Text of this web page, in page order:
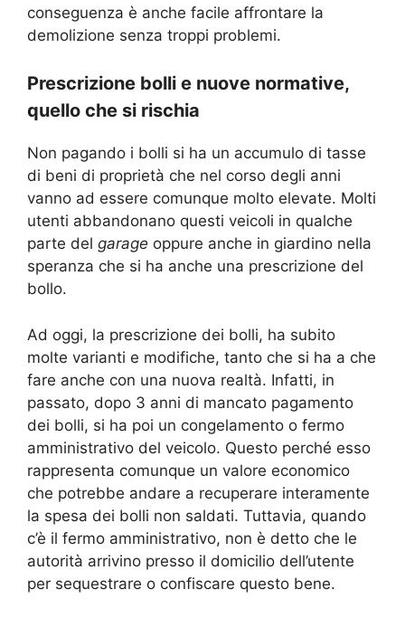
conseguenza è anche facile affrontare la
demolizione senza troppi problemi.
Prescrizione bolli e nuove normative,
quello che si rischia
Non pagando i bolli si ha un accumulo di tasse
di beni di proprietà che nel corso degli anni
vanno ad essere comunque molto elevate. Molti
utenti abbandonano questi veicoli in qualche
parte del garage oppure anche in giardino nella
speranza che si ha anche una prescrizione del
bollo.
Ad oggi, la prescrizione dei bolli, ha subito
molte varianti e modifiche, tanto che si ha a che
fare anche con una nuova realtà. Infatti, in
passato, dopo 3 anni di mancato pagamento
dei bolli, si ha poi un congelamento o fermo
amministrativo del veicolo. Questo perché esso
rappresenta comunque un valore economico
che potrebbe andare a recuperare interamente
la spesa dei bolli non saldati. Tuttavia, quando
c’è il fermo amministrativo, non è detto che le
autorità arrivino presso il domicilio dell’utente
per sequestrare o confiscare questo bene.